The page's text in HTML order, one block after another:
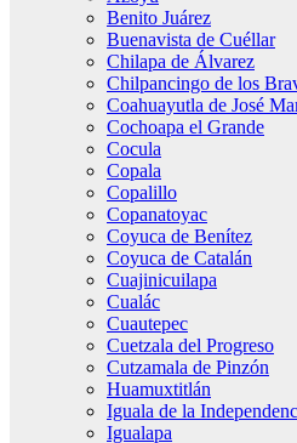
Benito Juárez
Buenavista de Cuéllar
Chilapa de Álvarez
Chilpancingo de los
Coahuayutla de José
Cochoapa el Grande
Cocula
Copala
Copalillo
Copanatoyac
Coyuca de Benítez
Coyuca de Catalán
Cuajinicuilapa
Cualác
Cuautepec
Cuetzala del Progreso
Cutzamala de Pinzón
Huamuxtitlán
Iguala de la
Igualapa